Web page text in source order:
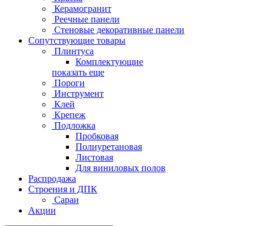
Керамогранит
Реечные панели
Стеновые декоративные панели
Сопутствующие товары
Плинтуса
Комплектующие
показать еще
Пороги
Инструмент
Клей
Крепеж
Подложка
Пробковая
Полиуретановая
Листовая
Для виниловых полов
Распродажа
Строения и ДПК
Сараи
Акции